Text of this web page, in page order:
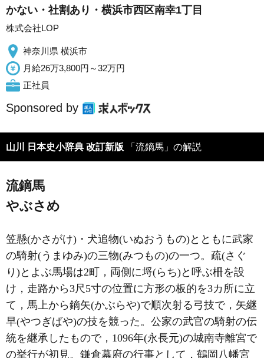
かない・社割あり・横浜市西区南幸1丁目
株式会社LOP
神奈川県 横浜市
月給26万3,800円～32万円
正社員
Sponsored by
山川 日本史小辞典 改訂新版 「流鏑馬」の解説
流鏑馬
やぶさめ
笠懸(かさがけ)・犬追物(いぬおうもの)とともに武家
の騎射(うまゆみ)の三物(みつもの)の一つ。疏(さぐ
り)とよぶ馬場は2町，両側に埒(らち)と呼ぶ柵を設
け，走路から3尺5寸の位置に方形の板的を3カ所に立
て，馬上から鏑矢(かぶらや)で順次射る弓技で，矢継
早(やつぎばや)の技を競った。公家の武官の騎射の伝
統を継承したもので，1096年(永長元)の城南寺離宮で
の挙行が初見。鎌倉幕府の行事として，鶴岡八幡宮